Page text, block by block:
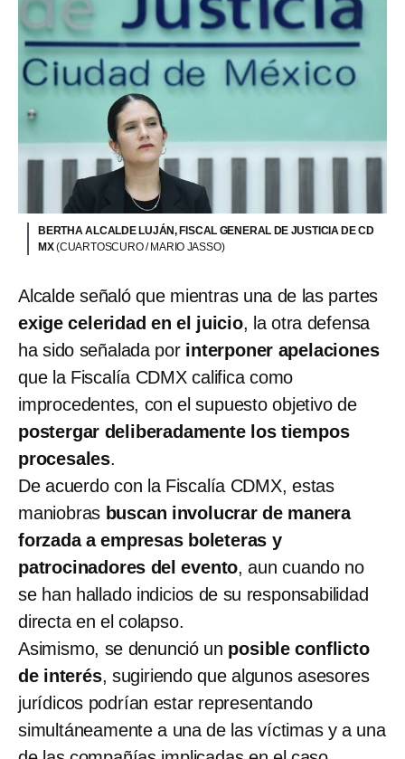
BERTHA ALCALDE LUJÁN, FISCAL GENERAL DE JUSTICIA DE CD
MX(CUARTOSCURO / MARIO JASSO)
Alcalde señaló que mientras una de las partes
exige celeridad en el juicio, la otra defensa
ha sido señalada por interponer apelaciones
que la Fiscalía CDMX califica como
improcedentes, con el supuesto objetivo de
postergar deliberadamente los tiempos
procesales.
De acuerdo con la Fiscalía CDMX, estas
maniobras buscan involucrar de manera
forzada a empresas boleteras y
patrocinadores del evento, aun cuando no
se han hallado indicios de su responsabilidad
directa en el colapso.
Asimismo, se denunció un posible conflicto
de interés, sugiriendo que algunos asesores
jurídicos podrían estar representando
simultáneamente a una de las víctimas y a una